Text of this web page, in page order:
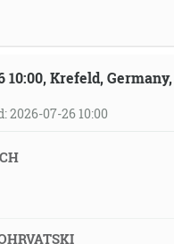
10:00, Krefeld,
2026-07-26 10:00